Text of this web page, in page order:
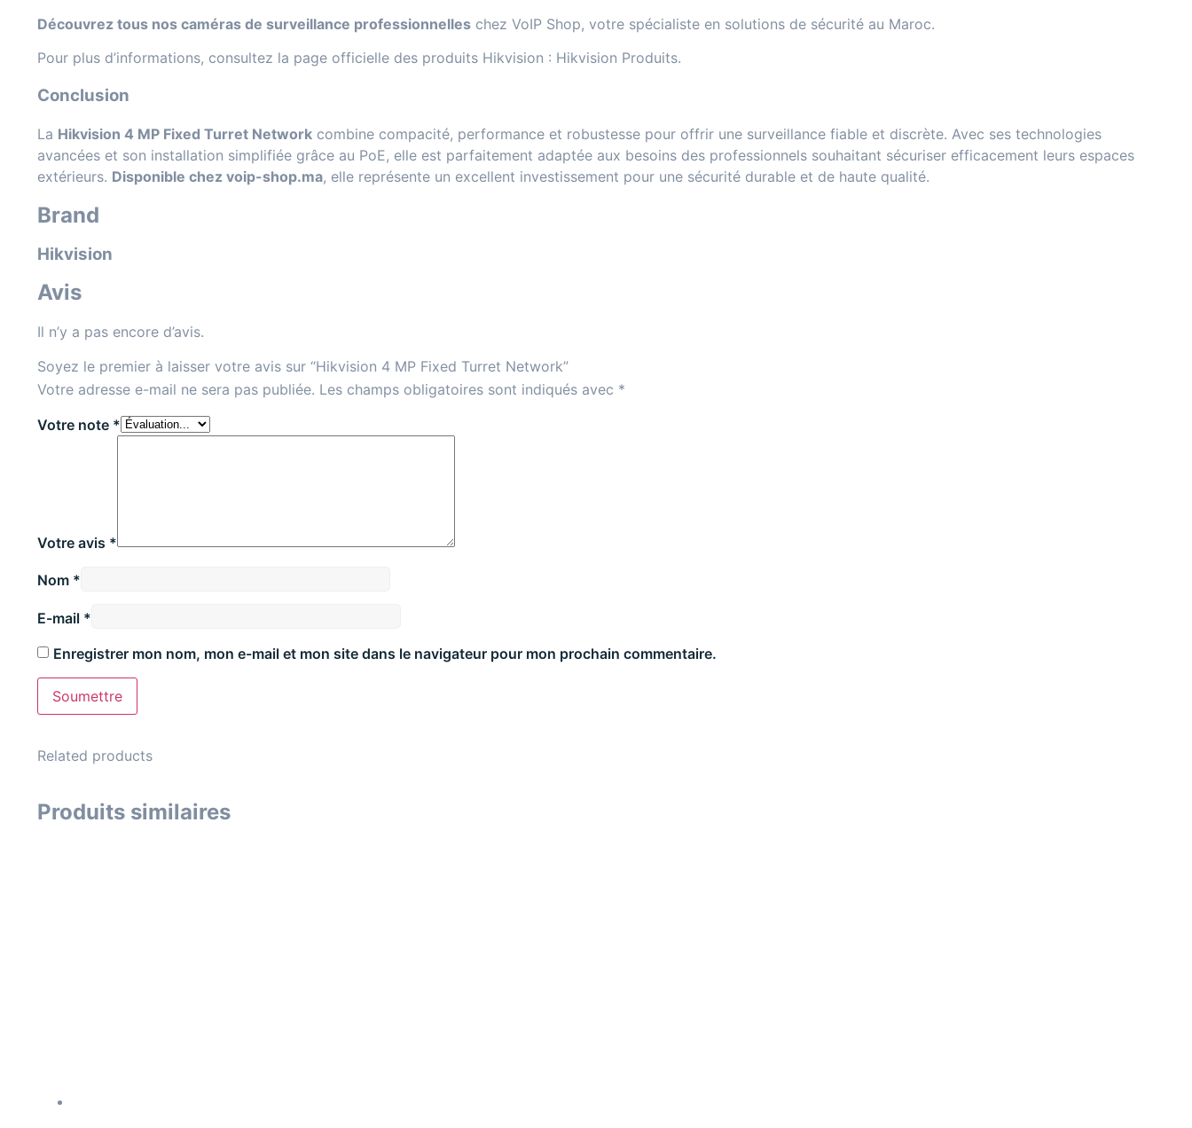
Découvrez tous nos caméras de surveillance professionnelles chez VoIP Shop, votre spécialiste en solutions de sécurité au Maroc.
Pour plus d’informations, consultez la page officielle des produits Hikvision : Hikvision Produits.
Conclusion
La Hikvision 4 MP Fixed Turret Network combine compacité, performance et robustesse pour offrir une surveillance fiable et discrète. Avec ses technologies
avancées et son installation simplifiée grâce au PoE, elle est parfaitement adaptée aux besoins des professionnels souhaitant sécuriser efficacement leurs espaces
extérieurs. Disponible chez voip-shop.ma, elle représente un excellent investissement pour une sécurité durable et de haute qualité.
Brand
Hikvision
Avis
Il n’y a pas encore d’avis.
Soyez le premier à laisser votre avis sur “Hikvision 4 MP Fixed Turret Network”
Votre adresse e-mail ne sera pas publiée. Les champs obligatoires sont indiqués avec *
Votre note *
Votre avis *
Nom *
E-mail *
Enregistrer mon nom, mon e-mail et mon site dans le navigateur pour mon prochain commentaire.
Related products
Produits similaires